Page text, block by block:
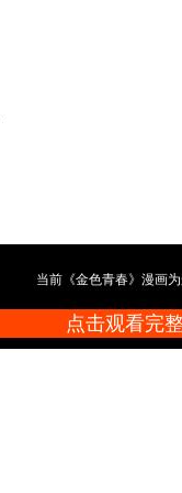
当前《金色青春》漫画为
点击观看完